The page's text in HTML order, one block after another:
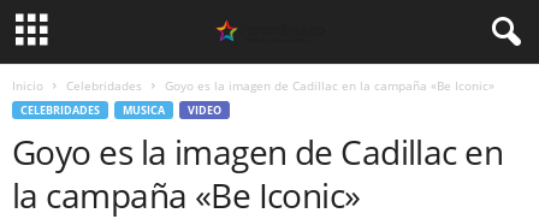
Inicio Celebridades Goyo es la imagen de Cadillac en la campaña «Be Iconic»
CELEBRIDADES MUSICA VIDEO
Goyo es la imagen de Cadillac en
la campaña «Be Iconic»